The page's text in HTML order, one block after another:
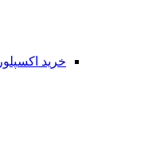
خرید اکسپلور